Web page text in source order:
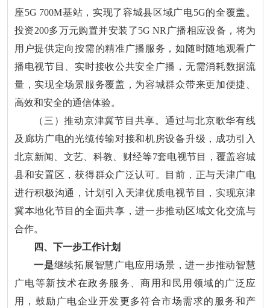
座5G 700M基站，实现了容城县区域广电5G的全覆盖。
投资200多万元购置并安装了5G NR广播相应设备，将为
用户提供定向按需的精准广播服务，如随时随地观看广
播电视节目、实时接收公共安全广播，无需消耗数据流
量，实现全场景服务覆盖，为容城群众带来更加便捷、
高效和安全的通信体验。
（三）推动京津冀节目共享。通过与北京歌华有线
及廊坊广电的光缆传输对接和机房设备升级，成功引入
北京新闻、文艺、科教、财经等7套电视节目，覆盖容城
县和安置区，获得群众广泛认可。目前，正与天津广电
进行积极沟通，计划引入天津优质电视节目，实现京津
冀本地化节目的全面共享，进一步推动区域文化交流与
合作。
四、下一步工作计划
一是继续拓展智慧广电应用场景，进一步推动智慧
广电等新技术在政务服务、商用和民用领域的广泛应
用，鼓励广电企业开发更多符合市场需求的服务和产